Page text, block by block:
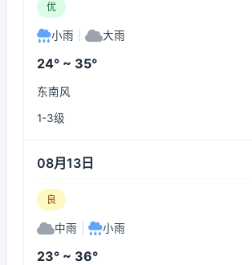
优
小雨 大雨
24° ~ 35°
东南风
1-3级
08月13日
良
中雨 小雨
23° ~ 36°